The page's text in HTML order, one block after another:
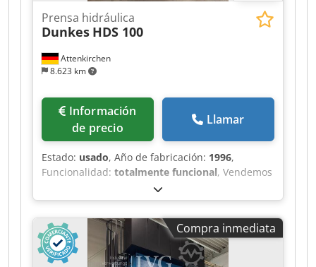
Attenkirchen
8.623 km
Prensa hidráulica
Dunkes HDS 100
de precio
Llamar
Estado: usado, Año de fabricación: 1996,
Funcionalidad: totalmente funcional, Vendemos
nuestra prensa hidráulica usada Dunkes HDS
100: Dkedpfx Ajzi D R Aef Djr Fuerza de
prensado: 1000 kN Recorrido del pistón: 300 mm
Altura de instalación: 400 mm Altura de la mesa
sobre el suelo: 950 mm Dimensiones de la mesa
(ancho x profundidad): 830 x 630 mm
Compra inmediata